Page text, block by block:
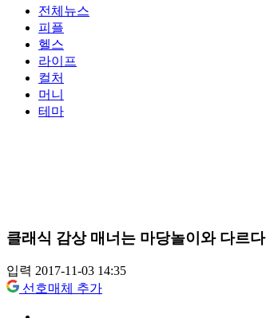
전체뉴스
피플
헬스
라이프
컬처
머니
테마
클래식 감상 매너는 마당놀이와 다르다
입력 2017-11-03 14:35
선호매체 추가